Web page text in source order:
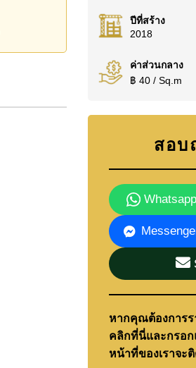
ปีที่สร้าง
2018
ค่าส่วนกลาง
฿ 40 / Sq.m
สอบ
Whatsapp
หากคุณต้องการร
คลิกที่นี่และกรอก
หน้าที่ของเราจะ